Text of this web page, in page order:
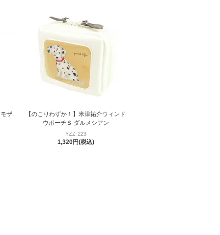
ザ.
【のこりわずか！】米津祐介ウィンド
ウポーチＳ ダルメシアン
YZZ-223
1,320円(税込)